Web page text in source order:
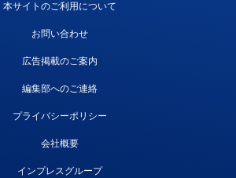
本サイトのご利用について
お問い合わせ
広告掲載のご案内
編集部へのご連絡
プライバシーポリシー
会社概要
インプレスグループ